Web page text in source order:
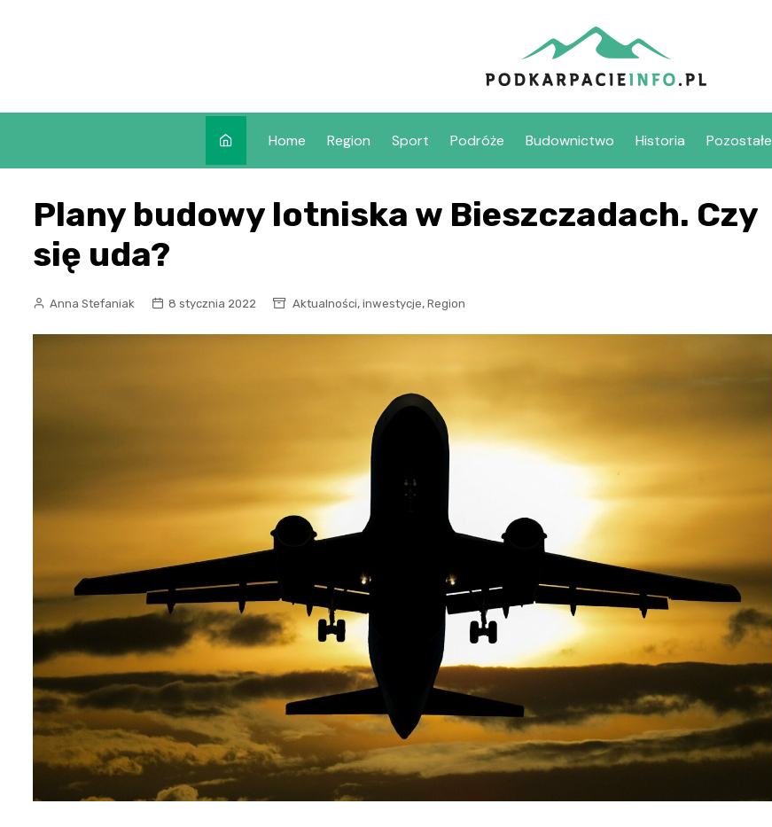
Home Region Sport Podróże Budownictwo Historia Pozostałe
Plany budowy lotniska w Bieszczadach. Czy
się uda?
Anna Stefaniak 8 stycznia 2022 Aktualności, inwestycje, Region